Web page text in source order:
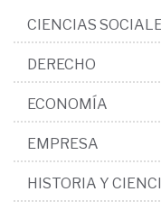
CIENCIAS
DERECHO
ECONOMÍA
EMPRESA
HISTORIA Y